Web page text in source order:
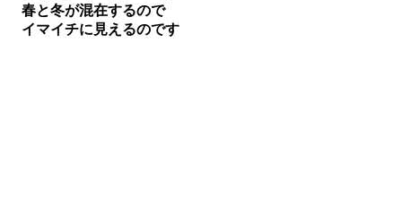
春と冬が混在するので
イマイチに見えるのです